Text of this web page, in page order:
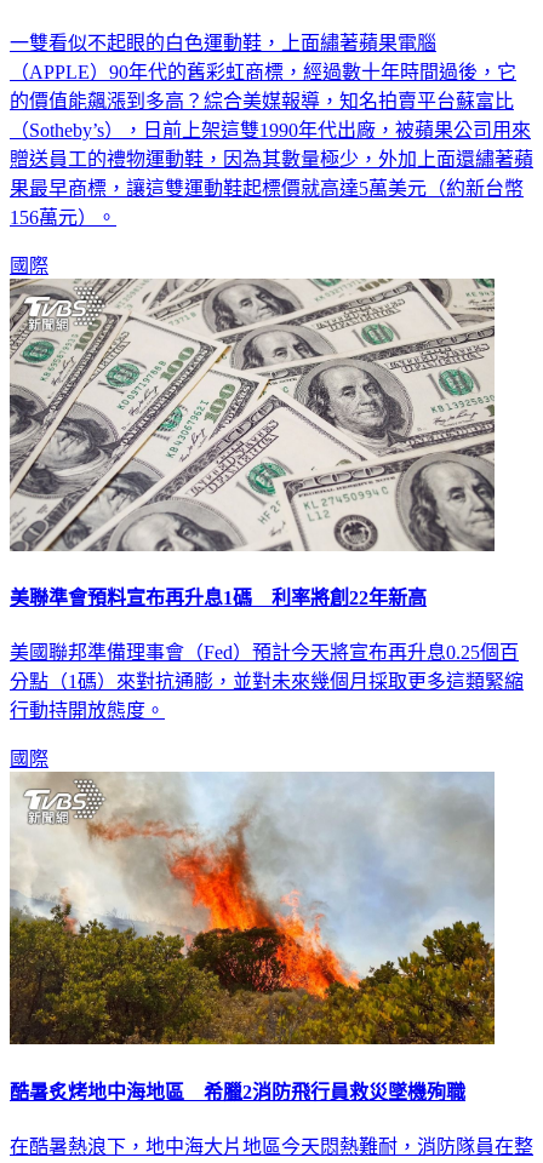
一雙看似不起眼的白色運動鞋，上面繡著蘋果電腦
（APPLE）90年代的舊彩虹商標，經過數十年時間過後，它
的價值能飆漲到多高？綜合美媒報導，知名拍賣平台蘇富比
（Sotheby’s），日前上架這雙1990年代出廠，被蘋果公司用來
贈送員工的禮物運動鞋，因為其數量極少，外加上面還繡著蘋
果最早商標，讓這雙運動鞋起標價就高達5萬美元（約新台幣
156萬元）。
國際
美聯準會預料宣布再升息1碼 利率將創22年新高
美國聯邦準備理事會（Fed）預計今天將宣布再升息0.25個百
分點（1碼）來對抗通膨，並對未來幾個月採取更多這類緊縮
行動持開放態度。
國際
酷暑炙烤地中海地區 希臘2消防飛行員救災墜機殉職
在酷暑熱浪下，地中海大片地區今天悶熱難耐，消防隊員在整